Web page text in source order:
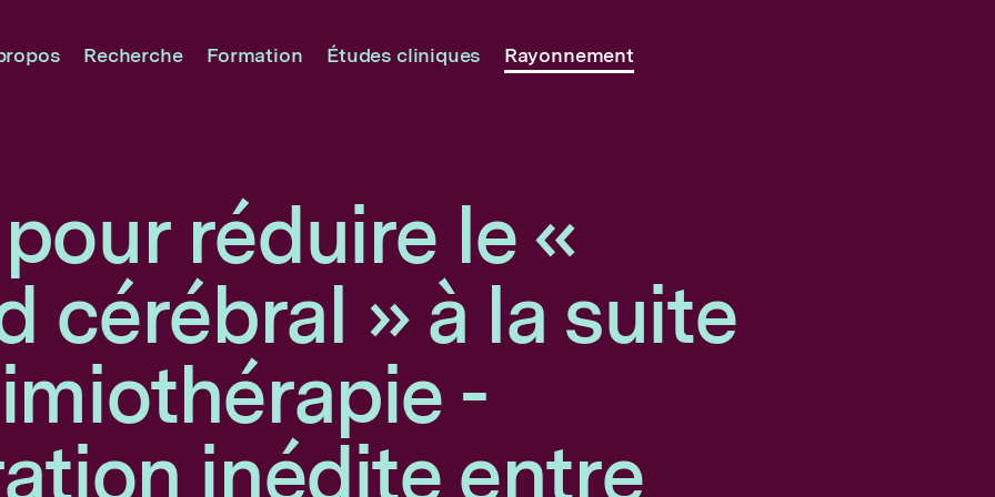
Recherche Formation Études cliniques
Rayonnement
réduire le «
cérébral » à la suite
-
inédite entre